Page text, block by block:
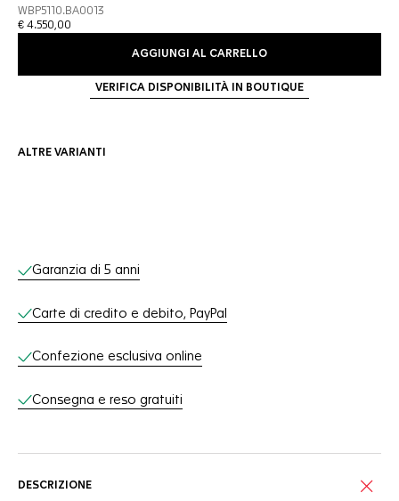
WBP5110.BA0013
€ 4.550,00
AGGIUNGI AL CARRELLO
VERIFICA DISPONIBILITÀ IN BOUTIQUE
ALTRE VARIANTI
Servizi online
Garanzia di 5 anni
Carte di credito e debito, PayPal
Confezione esclusiva online
Consegna e reso gratuiti
DESCRIZIONE